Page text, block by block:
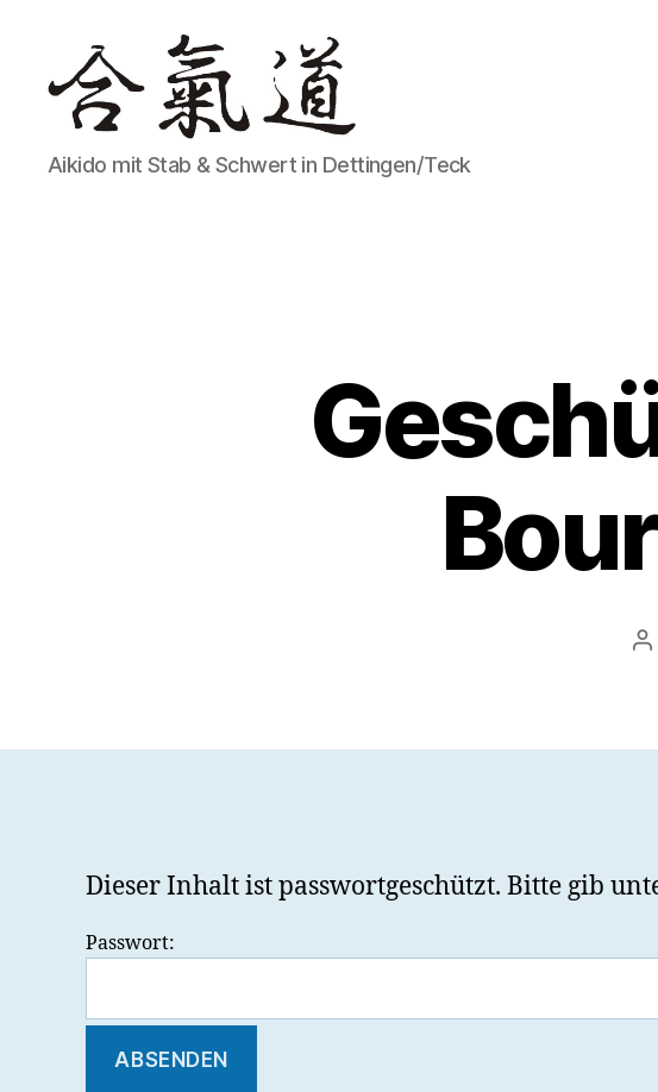
Aikido
mit
Aikido mit Stab & Schwert in Dettingen/Teck
Dieser Inhalt ist passwortgeschützt. Bitte gib
Passwort: